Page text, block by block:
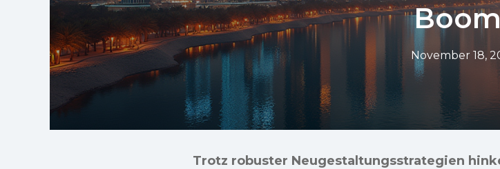
November 18,
Trotz robuster Neugestaltungsstrategien